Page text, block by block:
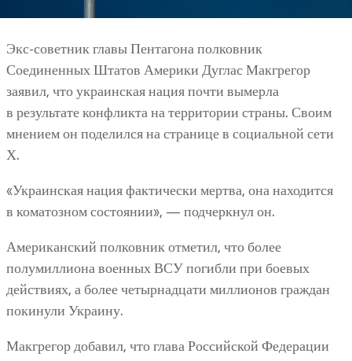
Экс-советник главы Пентагона полковник
Соединенных Штатов Америки Дуглас Макгрегор
заявил, что украинская нация почти вымерла
в результате конфликта на территории страны. Своим
мнением он поделился на странице в социальной сети
Х.
«Украинская нация фактически мертва, она находится
в коматозном состоянии», — подчеркнул он.
Американский полковник отметил, что более
полумиллиона военных ВСУ погибли при боевых
действиях, а более четырнадцати миллионов граждан
покинули Украину.
Макгрегор добавил, что глава Российской Федерации